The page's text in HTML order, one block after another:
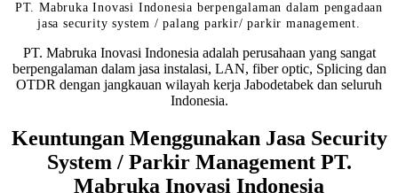
PT. Mabruka Inovasi Indonesia berpengalaman dalam pengadaan
jasa security system / palang parkir/ parkir management.
PT. Mabruka Inovasi Indonesia adalah perusahaan yang sangat
berpengalaman dalam jasa instalasi, LAN, fiber optic, Splicing dan
OTDR dengan jangkauan wilayah kerja Jabodetabek dan seluruh
Indonesia.
Keuntungan Menggunakan Jasa Security
System / Parkir Management PT.
Mabruka Inovasi Indonesia